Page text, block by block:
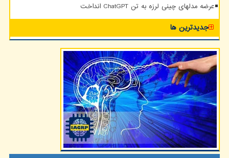
عرضه مدلهای چینی لرزه به تن ChatGPT انداخت
جدیدترین ها